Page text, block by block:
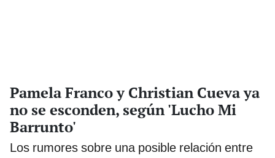
Pamela Franco y Christian Cueva ya
no se esconden, según 'Lucho Mi
Barrunto'
Los rumores sobre una posible relación entre